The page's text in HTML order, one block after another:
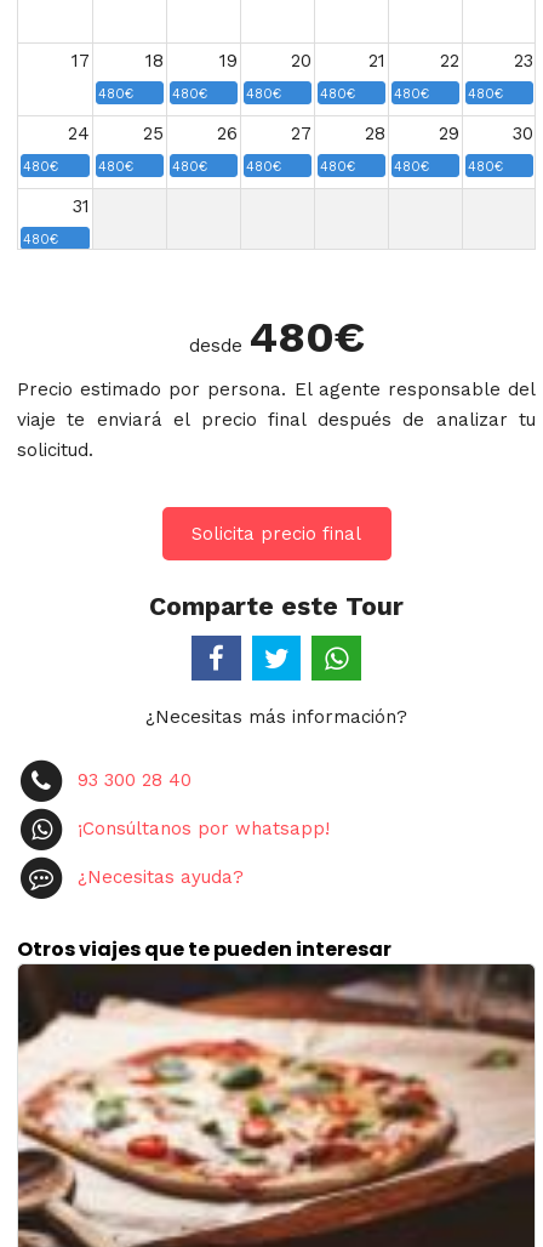
17 18 19 20 21 22 23
480€ 480€ 480€ 480€ 480€ 480€
24 25 26 27 28 29 30
480€ 480€ 480€ 480€ 480€ 480€ 480€
31
480€
desde 480€
Precio estimado por persona. El agente responsable del
viaje te enviará el precio final después de analizar tu
solicitud.
Solicita precio final
Comparte este Tour
¿Necesitas más información?
93 300 28 40
¡Consúltanos por whatsapp!
¿Necesitas ayuda?
Otros viajes que te pueden interesar